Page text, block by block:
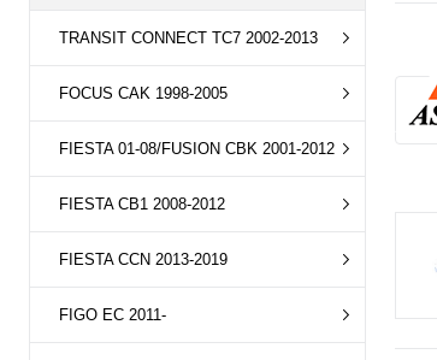
TRANSIT CONNECT TC7 2002-2013
FOCUS CAK 1998-2005
FIESTA 01-08/FUSION CBK 2001-2012
FIESTA CB1 2008-2012
FIESTA CCN 2013-2019
FIGO EC 2011-